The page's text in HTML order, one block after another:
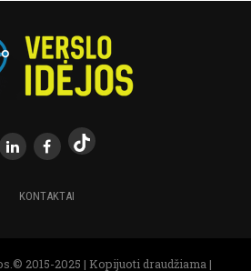
KONTAKTAI
2015-2025 | Kopijuoti draudžiama |